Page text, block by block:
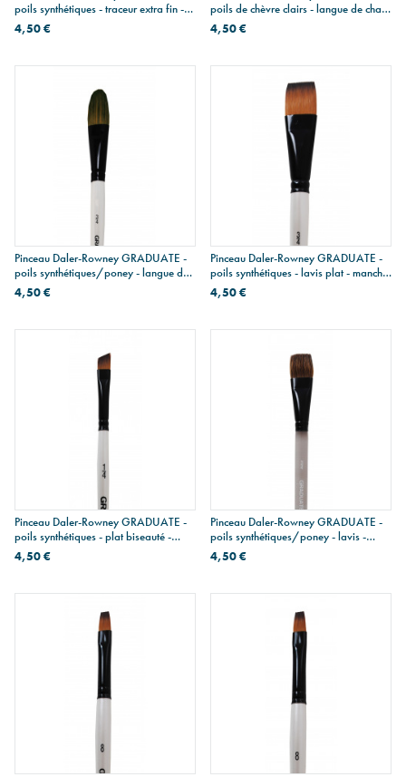
poils synthétiques - traceur extra fin -
manche court
4,50 €
poils de chèvre clairs - langue de chat -
manche court
4,50 €
Pinceau Daler-Rowney GRADUATE -
poils synthétiques/poney - langue de
chat - manche court
4,50 €
Pinceau Daler-Rowney GRADUATE -
poils synthétiques - lavis plat - manche
court
4,50 €
Pinceau Daler-Rowney GRADUATE -
poils synthétiques - plat biseauté -
manche court
4,50 €
Pinceau Daler-Rowney GRADUATE -
poils synthétiques/poney - lavis -
manche court
4,50 €